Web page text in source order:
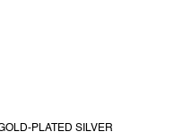
PLATED SILVER